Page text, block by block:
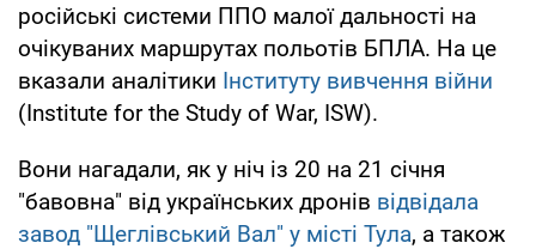
російські системи ППО малої дальності на
очікуваних маршрутах польотів БПЛА. На це
вказали аналітики Інституту вивчення війни
(Institute for the Study of War, ISW).
Вони нагадали, як у ніч із 20 на 21 січня
"бавовна" від українських дронів відвідала
завод "Щеглівський Вал" у місті Тула, а також